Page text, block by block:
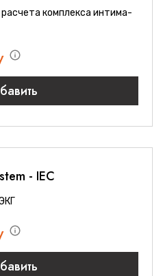
комплекса интима-
- IEC